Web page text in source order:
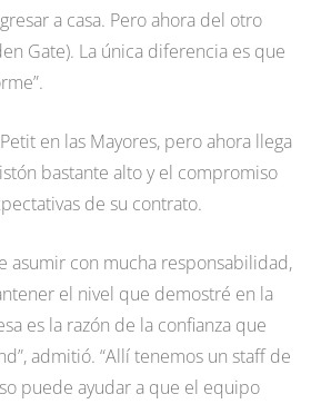
a casa. Pero ahora del otro
Gate). La única diferencia es que
en las Mayores, pero ahora llega
bastante alto y el compromiso
de su contrato.
asumir con mucha responsabilidad,
el nivel que demostré en la
es la razón de la confianza que
admitió. “Allí tenemos un staff de
puede ayudar a que el equipo